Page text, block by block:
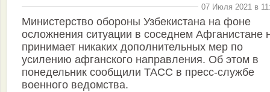
07 Июля 2021 в
Министерство обороны Узбекистана на фоне
осложнения ситуации в соседнем Афганистане
принимает никаких дополнительных мер по
усилению афганского направления. Об этом в
понедельник сообщили ТАСС в пресс-службе
военного ведомства.